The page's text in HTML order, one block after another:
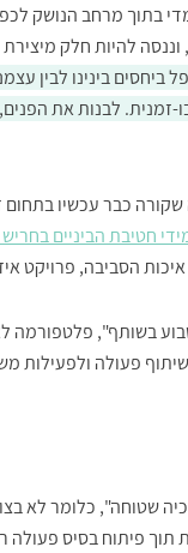
בתוך מרחב הנושק
להיות חלק מיצירת
בינינו לבין
זמנית. לבנות את
כבר עכשיו
חטיבת הביניים
איכות הסביבה, פרויקט
בשותף",
פעולה ולפעילות
שטוחה", כלומר לא
פיתוח בסיס פעולה